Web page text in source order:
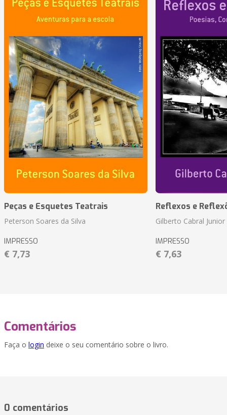
Peças e Esquetes Teatrais
Peterson Soares da Silva
IMPRESSO
€ 7,73
Reflexos e
Gilberto Cabral Junior
IMPRESSO
€ 7,63
Comentários
Faça o login deixe o seu comentário sobre o livro.
0 comentários